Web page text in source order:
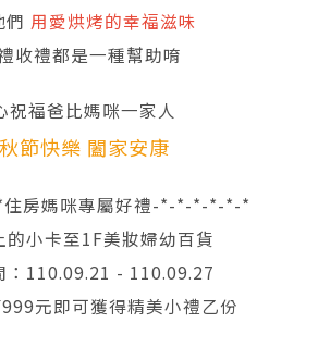
們 用愛烘烤的幸福滋味
收禮都是一種幫助唷
祝福爸比媽咪一家人
節快樂 闔家安康
房媽咪專屬好禮-*-*-*-*-*-*
的小卡至1F美妝婦幼百貨
：110.09.21 - 110.09.27
元即可獲得精美小禮乙份